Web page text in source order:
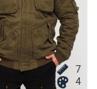
7
4